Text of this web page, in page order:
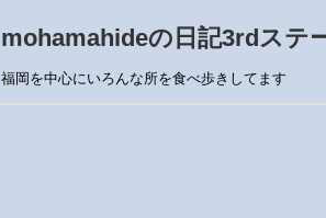
mohamahideの日記3rdステ
福岡を中心にいろんな所を食べ歩きしてます